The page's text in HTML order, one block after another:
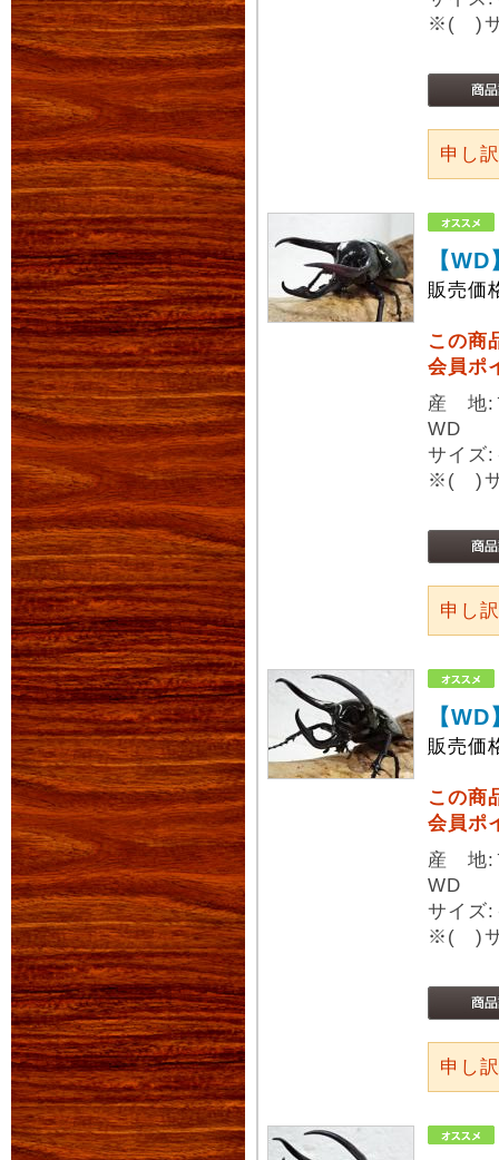
※( )サ
申し
【
販売価
この商
会員ポ
産 地:
WD
サイズ
※( )サ
申し
【
販売価
この商
会員ポ
産 地:
WD
サイ
※( )サ
申し